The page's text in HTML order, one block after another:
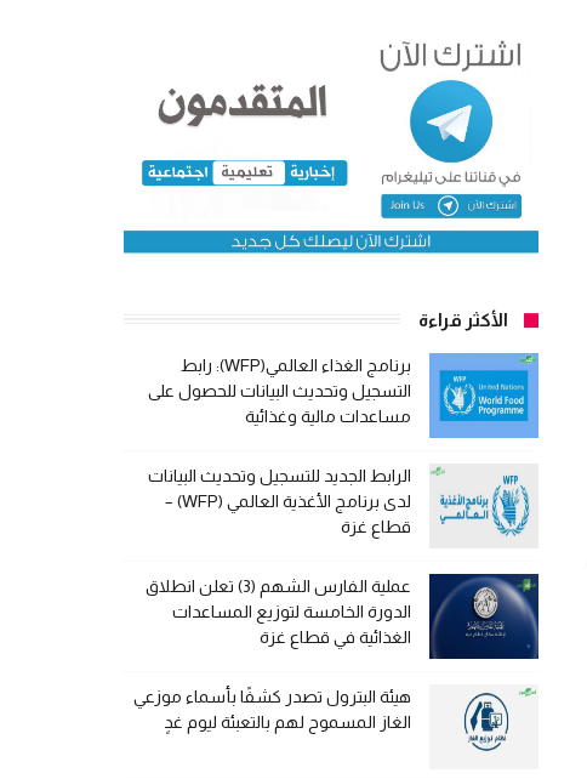
الأكثر قراءة
برنامج الغذاء العالمي(WFP): رابط
التسجيل وتحديث البيانات للحصول على
مساعدات مالية وغذائية
الرابط الجديد للتسجيل وتحديث البيانات
لدى برنامج الأغذية العالمي (WFP) –
قطاع غزة
عملية الفارس الشهم (3) تعلن انطلاق
الدورة الخامسة لتوزيع المساعدات
الغذائية في قطاع غزة
هيئة البترول تصدر كشفًا بأسماء موزعي
الغاز المسموح لهم بالتعبئة ليوم غدٍ